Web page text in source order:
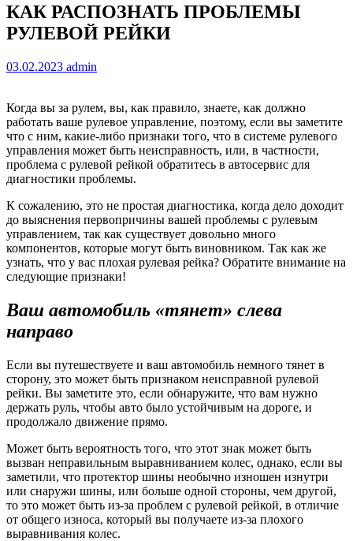
КАК РАСПОЗНАТЬ ПРОБЛЕМЫ
РУЛЕВОЙ РЕЙКИ
03.02.2023 admin
Когда вы за рулем, вы, как правило, знаете, как должно
работать ваше рулевое управление, поэтому, если вы заметите
что с ним, какие-либо признаки того, что в системе рулевого
управления может быть неисправность, или, в частности,
проблема с рулевой рейкой обратитесь в автосервис для
диагностики проблемы.
К сожалению, это не простая диагностика, когда дело доходит
до выяснения первопричины вашей проблемы с рулевым
управлением, так как существует довольно много
компонентов, которые могут быть виновником. Так как же
узнать, что у вас плохая рулевая рейка? Обратите внимание на
следующие признаки!
Ваш автомобиль «тянет» слева
направо
Если вы путешествуете и ваш автомобиль немного тянет в
сторону, это может быть признаком неисправной рулевой
рейки. Вы заметите это, если обнаружите, что вам нужно
держать руль, чтобы авто было устойчивым на дороге, и
продолжало движение прямо.
Может быть вероятность того, что этот знак может быть
вызван неправильным выравниванием колес, однако, если вы
заметили, что протектор шины необычно изношен изнутри
или снаружи шины, или больше одной стороны, чем другой,
то это может быть из-за проблем с рулевой рейкой, в отличие
от общего износа, который вы получаете из-за плохого
выравнивания колес.